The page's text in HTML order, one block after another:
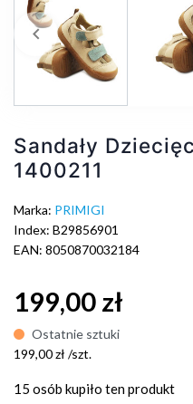
Poprzedni
keyboard_arrow_left
Sandały
1400211
Marka: PRIMIGI
Index: B29856901
EAN: 8050870032184
199,00 zł
Ostatnie sztuki
199,00 zł /szt.
15 osób kupiło ten produkt